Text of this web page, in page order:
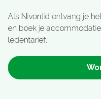
Als Nivonlid ontvang je
en boek je
ledentarief.